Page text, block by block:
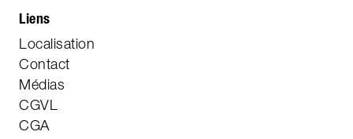
Liens
Localisation
Contact
Médias
CGVL
CGA